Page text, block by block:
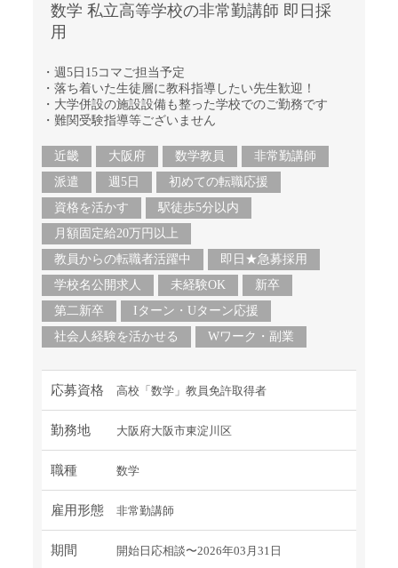
数学 私立高等学校の非常勤講師 即日採
用
・週5日15コマご担当予定
・落ち着いた生徒層に教科指導したい先生歓迎！
・大学併設の施設設備も整った学校でのご勤務です
・難関受験指導等ございません
近畿 大阪府 数学教員
非常勤講師
派遣
週5日
初めての転職応援
資格を活かす
駅徒歩5分以内
月額固定給20万円以上
教員からの転職者活躍中
即日★急募採用
学校名公開求人
未経験OK
新卒
第二新卒
Iターン・Uターン応援
社会人経験を活かせる
Wワーク・副業
応募資格 高校「数学」教員免許取得者
勤務地 大阪府大阪市東淀川区
職種 数学
雇用形態 非常勤講師
期間 開始日応相談〜2026年03月31日